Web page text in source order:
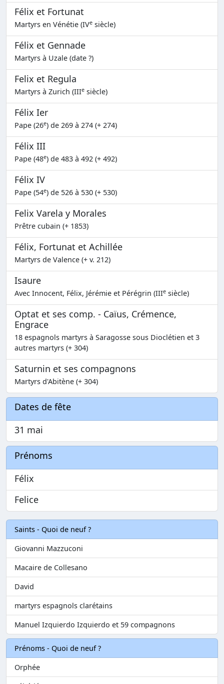
Félix et Fortunat
Martyrs en Vénétie (IVe siècle)
Félix et Gennade
Martyrs à Uzale (date ?)
Felix et Regula
Martyrs à Zurich (IIIe siècle)
Félix Ier
Pape (26e) de 269 à 274 (+ 274)
Félix III
Pape (48e) de 483 à 492 (+ 492)
Félix IV
Pape (54e) de 526 à 530 (+ 530)
Felix Varela y Morales
Prêtre cubain (+ 1853)
Félix, Fortunat et Achillée
Martyrs de Valence (+ v. 212)
Isaure
Avec Innocent, Félix, Jérémie et Pérégrin (IIIe siècle)
Optat et ses comp. - Caïus, Crémence,
Engrace
18 espagnols martyrs à Saragosse sous Dioclétien et 3
autres martyrs (+ 304)
Saturnin et ses compagnons
Martyrs d'Abitène (+ 304)
Dates de fête
31 mai
Prénoms
Félix
Felice
Saints - Quoi de neuf ?
Giovanni Mazzuconi
Macaire de Collesano
David
martyrs espagnols clarétains
Manuel Izquierdo Izquierdo et 59 compagnons
Prénoms - Quoi de neuf ?
Orphée